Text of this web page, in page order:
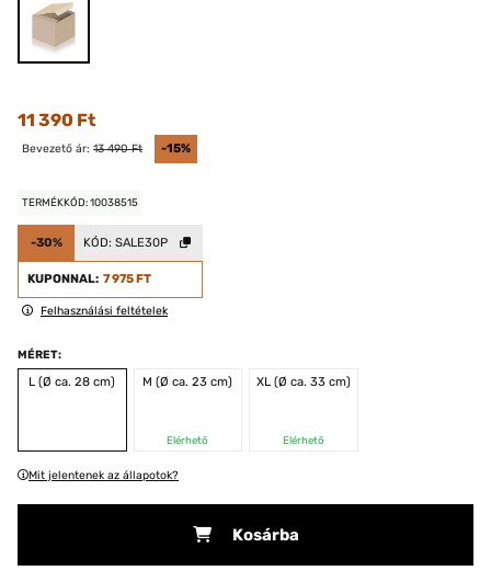
11 390 Ft
Bevezető ár: 13 490 Ft -15%
TERMÉKKÓD: 10038515
-30% KÓD: SALE30P
KUPONNAL: 7 975 FT
Felhasználási feltételek
MÉRET:
L (Ø ca. 28 cm)
M (Ø ca. 23 cm)
Elérhető
XL (Ø ca. 33 cm)
Elérhető
Mit jelentenek az állapotok?
Kosárba